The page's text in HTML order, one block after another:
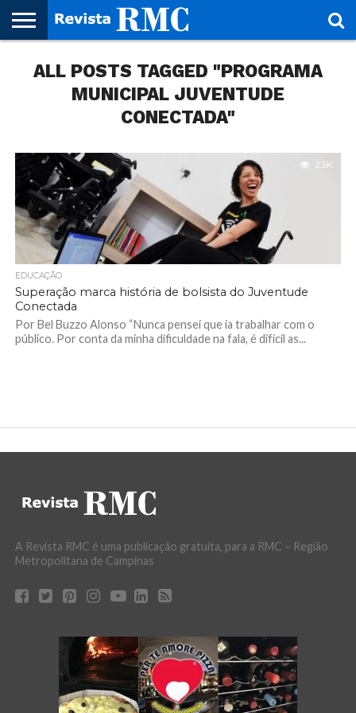
REVISTA
RMC
PROJETO
CULTURAL
RMC – 20
CIDADES
ARTE &
CULTURA
NOTÍCIAS
CORPORATIVAS
EDIÇÕES
ANTERIORES
PARCEIROS
FAÇA
O
FALE
CONOSCO
ALL POSTS TAGGED "PROGRAMA
MUNICIPAL JUVENTUDE
CONECTADA"
2.5K
EDUCAÇÃO
Superação marca história de bolsista do Juventude
Conectada
Por Bel Buzzo Alonso “Nunca pensei que ia trabalhar com o
público. Por conta da minha dificuldade na fala, é difícil as...
A Revista RMC é uma publicação gratuita, para a RMC – Região
Metropolitana de Campinas